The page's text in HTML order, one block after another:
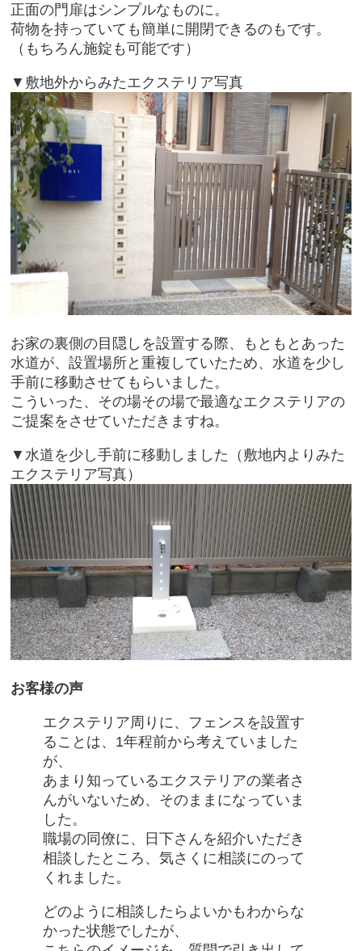
正面の門扉はシンプルなものに。
荷物を持っていても簡単に開閉できるのもです。
（もちろん施錠も可能です）
▼敷地外からみたエクステリア写真
お家の裏側の目隠しを設置する際、もともとあった
水道が、設置場所と重複していたため、水道を少し
手前に移動させてもらいました。
こういった、その場その場で最適なエクステリアの
ご提案をさせていただきますね。
▼水道を少し手前に移動しました（敷地内よりみた
エクステリア写真）
お客様の声
エクステリア周りに、フェンスを設置す
ることは、1年程前から考えていました
が、
あまり知っているエクステリアの業者さ
んがいないため、そのままになっていま
した。
職場の同僚に、日下さんを紹介いただき
相談したところ、気さくに相談にのって
くれました。
どのように相談したらよいかもわからな
かった状態でしたが、